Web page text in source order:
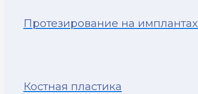
Протезирование на имплантах
Костная пластика